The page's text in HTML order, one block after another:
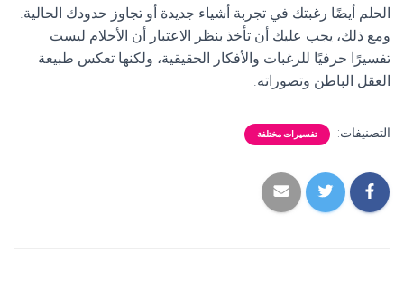
الحلم أيضًا رغبتك في تجربة أشياء جديدة أو تجاوز حدودك الحالية.
ومع ذلك، يجب عليك أن تأخذ بنظر الاعتبار أن الأحلام ليست
تفسيرًا حرفيًا للرغبات والأفكار الحقيقية، ولكنها تعكس طبيعة
العقل الباطن وتصوراته.
التصنيفات: تفسيرات مختلفة